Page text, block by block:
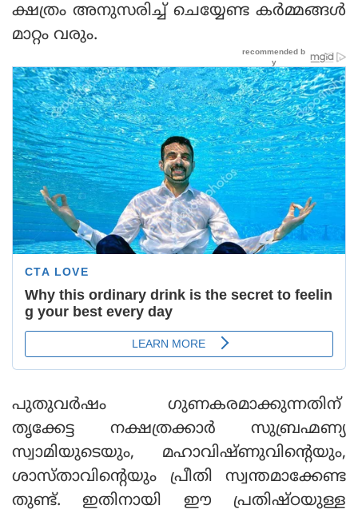
ക്ഷത്രം അനുസരിച്ച് ചെയ്യേണ്ട കർമ്മങ്ങൾ
മാറ്റം വരും.
പുതുവർഷം ഗുണകരമാക്കുന്നതിന്
തൃക്കേട്ട നക്ഷത്രക്കാർ സുബ്രഹ്മണ്യ
സ്വാമിയുടെയും, മഹാവിഷ്ണുവിന്റെയും,
ശാസ്താവിന്റെയും പ്രീതി സ്വന്തമാക്കേണ്ട
തുണ്ട്. ഇതിനായി ഈ പ്രതിഷ്ഠയുള്ള